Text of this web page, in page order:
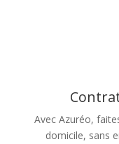
Avec Azuréo,
domicile, sans